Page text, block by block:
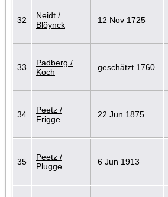
32
Neidt /
Blöynck
12 Nov 1725
33
Padberg /
Koch
geschätzt 1760
34
Peetz /
Frigge
22 Jun 1875
35
Peetz /
Plugge
6 Jun 1913